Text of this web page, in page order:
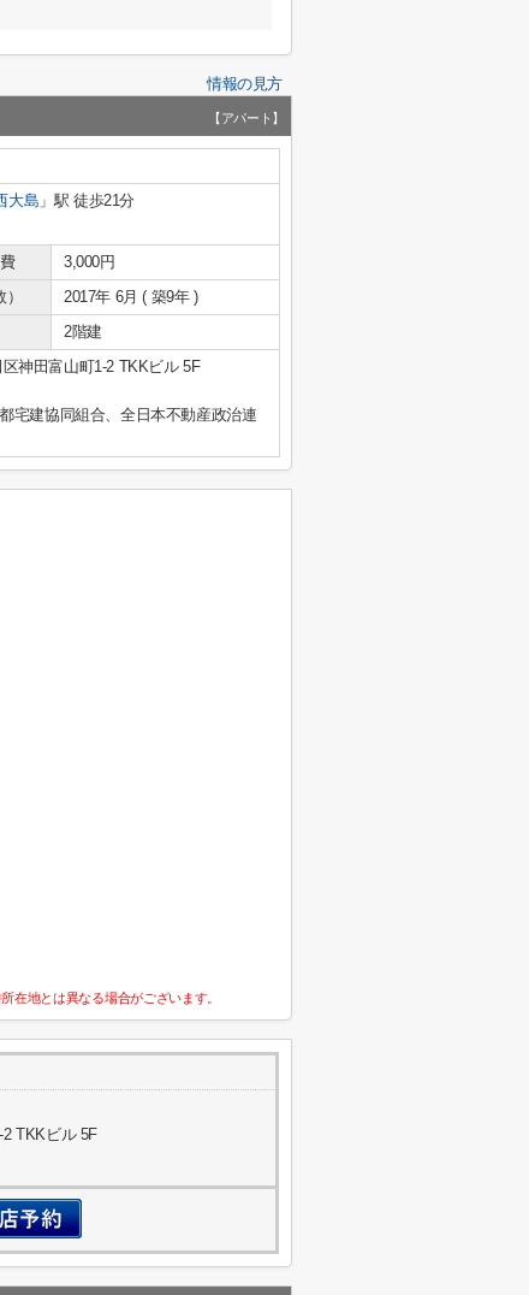
情報の見方
【アパート】
大島 」駅 徒歩21分
3,000円
2017年 6月 ( 築9年 )
2階建
神田富山町1-2 TKKビル 5F
宅建協同組合、全日本不動産政治連
在地とは異なる場合がございます。
TKKビル 5F